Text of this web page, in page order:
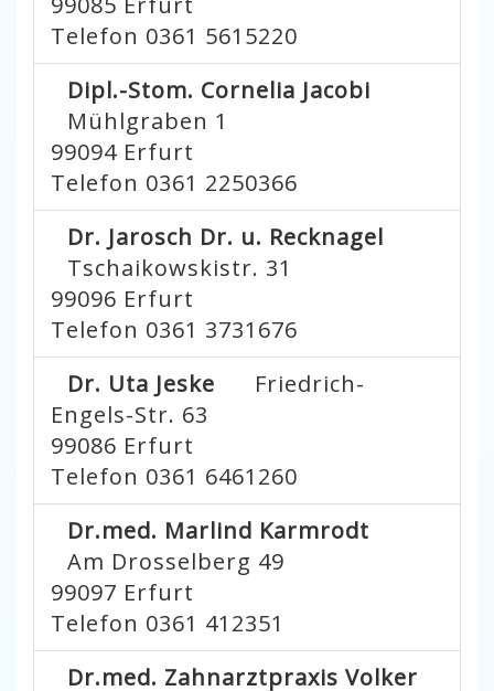
Telefon 0361 5615220
Dipl.-Stom. Cornelia Jacobi
Mühlgraben 1
99094 Erfurt
Telefon 0361 2250366
Dr. Jarosch Dr. u. Recknagel
Tschaikowskistr. 31
99096 Erfurt
Telefon 0361 3731676
Dr. Uta Jeske
Friedrich-
Engels-Str. 63
99086 Erfurt
Telefon 0361 6461260
Dr.med. Marlind Karmrodt
Am Drosselberg 49
99097 Erfurt
Telefon 0361 412351
Dr.med. Zahnarztpraxis Volker